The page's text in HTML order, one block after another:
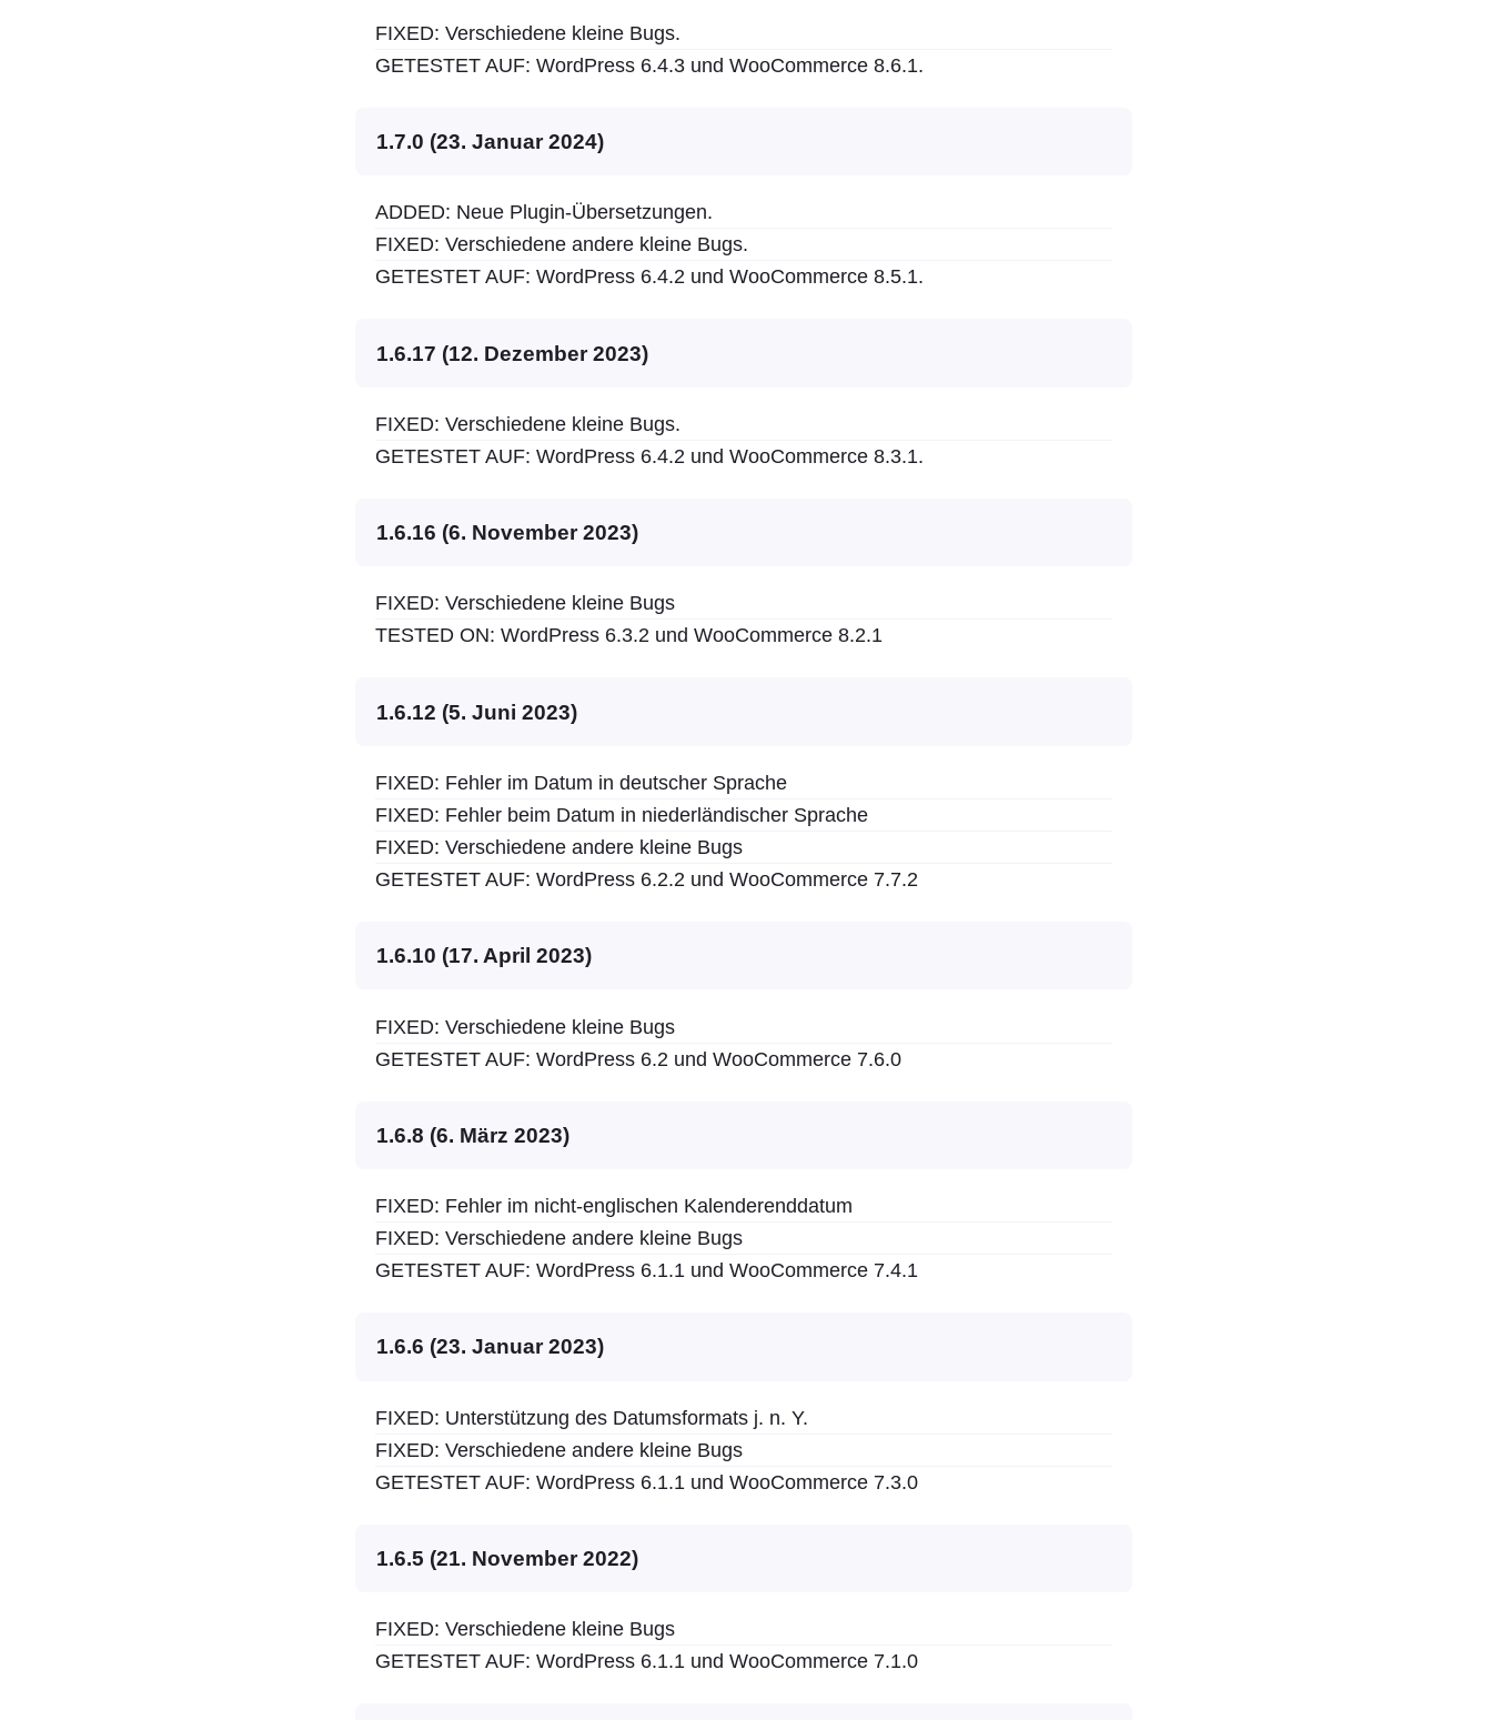
FIXED: Verschiedene kleine Bugs.
GETESTET AUF: WordPress 6.4.3 und WooCommerce 8.6.1.
1.7.0 (23. Januar 2024)
ADDED: Neue Plugin-Übersetzungen.
FIXED: Verschiedene andere kleine Bugs.
GETESTET AUF: WordPress 6.4.2 und WooCommerce 8.5.1.
1.6.17 (12. Dezember 2023)
FIXED: Verschiedene kleine Bugs.
GETESTET AUF: WordPress 6.4.2 und WooCommerce 8.3.1.
1.6.16 (6. November 2023)
FIXED: Verschiedene kleine Bugs
TESTED ON: WordPress 6.3.2 und WooCommerce 8.2.1
1.6.12 (5. Juni 2023)
FIXED: Fehler im Datum in deutscher Sprache
FIXED: Fehler beim Datum in niederländischer Sprache
FIXED: Verschiedene andere kleine Bugs
GETESTET AUF: WordPress 6.2.2 und WooCommerce 7.7.2
1.6.10 (17. April 2023)
FIXED: Verschiedene kleine Bugs
GETESTET AUF: WordPress 6.2 und WooCommerce 7.6.0
1.6.8 (6. März 2023)
FIXED: Fehler im nicht-englischen Kalenderenddatum
FIXED: Verschiedene andere kleine Bugs
GETESTET AUF: WordPress 6.1.1 und WooCommerce 7.4.1
1.6.6 (23. Januar 2023)
FIXED: Unterstützung des Datumsformats j. n. Y.
FIXED: Verschiedene andere kleine Bugs
GETESTET AUF: WordPress 6.1.1 und WooCommerce 7.3.0
1.6.5 (21. November 2022)
FIXED: Verschiedene kleine Bugs
GETESTET AUF: WordPress 6.1.1 und WooCommerce 7.1.0